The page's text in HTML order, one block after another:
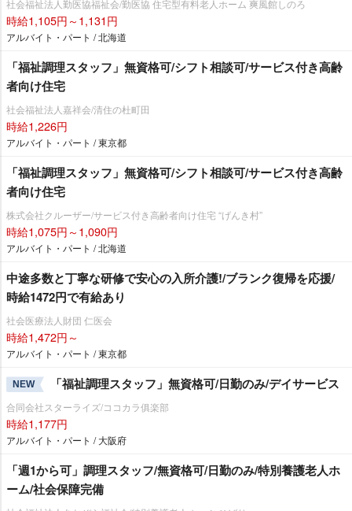
社会福祉法人勤医協福祉会/勤医協 住宅型有料老人ホーム 爽風館しのろ
時給1,105円～1,131円
アルバイト・パート / 北海道
「福祉調理スタッフ」無資格可/シフト相談可/サービス付き高齢
者向け住宅
社会福祉法人嘉祥会/清住の杜町田
時給1,226円
アルバイト・パート / 東京都
「福祉調理スタッフ」無資格可/シフト相談可/サービス付き高齢
者向け住宅
株式会社クルーザー/サービス付き高齢者向け住宅 “げんき村”
時給1,075円～1,090円
アルバイト・パート / 北海道
中途多数と丁寧な研修で安心の入所介護!/ブランク復帰を応援/
時給1472円で有給あり
社会医療法人財団 仁医会
時給1,472円～
アルバイト・パート / 東京都
NEW 「福祉調理スタッフ」無資格可/日勤のみ/デイサービス
合同会社スターライズ/ココカラ俱楽部
時給1,177円
アルバイト・パート / 大阪府
「週1から可」調理スタッフ/無資格可/日勤のみ/特別養護老人ホ
ーム/社会保障完備